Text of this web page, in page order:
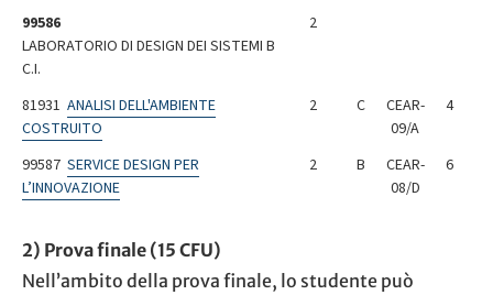
99586
LABORATORIO DI DESIGN DEI SISTEMI B
C.I.
2
81931 ANALISI DELL'AMBIENTE
COSTRUITO
2 C
CEAR-
09/A
4
99587 SERVICE DESIGN PER
L’INNOVAZIONE
2 B
CEAR-
08/D
6
2) Prova finale (15 CFU)
Nell’ambito della prova finale, lo studente può